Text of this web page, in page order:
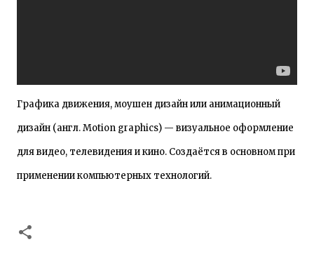
Графика движения, моушен дизайн или анимационный
дизайн (англ. Motion graphics) — визуальное оформление
для видео, телевидения и кино. Создаётся в основном при
применении компьютерных технологий.